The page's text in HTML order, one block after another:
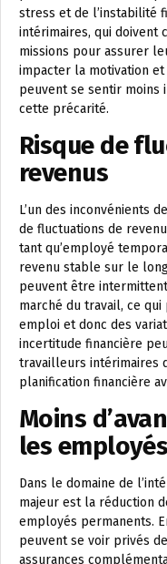
stress et de l’instabilité
intérimaires, qui doivent
missions pour assurer
impacter la motivation
peuvent se sentir moins
cette précarité.
Risque de
revenus
L’un des inconvénients
de fluctuations de
tant qu’employé
revenu stable sur le
peuvent être
marché du travail, ce
emploi et donc des
incertitude financière
travailleurs intérimaires
planification financière
Moins
les
Dans le domaine de
majeur est la réduction
employés permanents.
peuvent se voir privés
assurances